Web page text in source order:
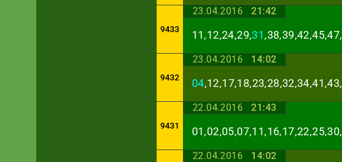
9433
23.04.2016 21:42
11,12,24,29,31,38,39,42,45,47,
9432
23.04.2016 14:02
04,12,17,18,23,28,32,34,41,43,
9431
22.04.2016 21:43
01,02,05,07,11,16,17,22,25,30,
22.04.2016 14:02